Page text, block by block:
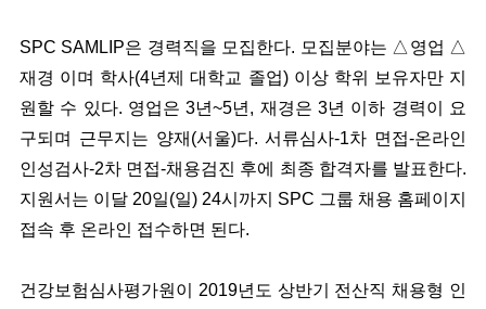
SPC SAMLIP은 경력직을 모집한다. 모집분야는 △영업 △
재경 이며 학사(4년제 대학교 졸업) 이상 학위 보유자만 지
원할 수 있다. 영업은 3년~5년, 재경은 3년 이하 경력이 요
구되며 근무지는 양재(서울)다. 서류심사-1차 면접-온라인
인성검사-2차 면접-채용검진 후에 최종 합격자를 발표한다.
지원서는 이달 20일(일) 24시까지 SPC 그룹 채용 홈페이지
접속 후 온라인 접수하면 된다.
건강보험심사평가원이 2019년도 상반기 전산직 채용형 인